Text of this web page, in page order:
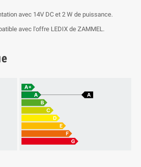
avec 14V DC et 2 W de puissance.
avec l'offre LEDIX de ZAMMEL.